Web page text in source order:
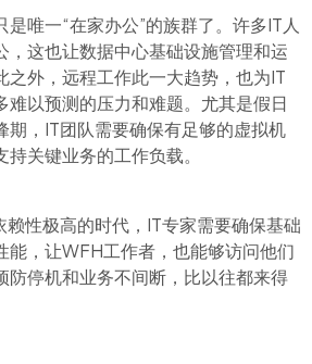
唯一“在家办公”的族群了。许多IT人
，这也让数据中心基础设施管理和运
之外，远程工作此一大趋势，也为IT
难以预测的压力和难题。尤其是假日
期，IT团队需要确保有足够的虚拟机
关键业务的工作负载。
性极高的时代，IT专家需要确保基础
能，让WFH工作者，也能够访问他们
防停机和业务不间断，比以往都来得